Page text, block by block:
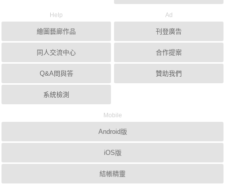
Help
繪圖藝廊作品
同人交流中心
Q&A問與答
系統檢測
Ad
刊登廣告
合作提案
贊助我們
Mobile
Android版
iOS版
結帳精靈